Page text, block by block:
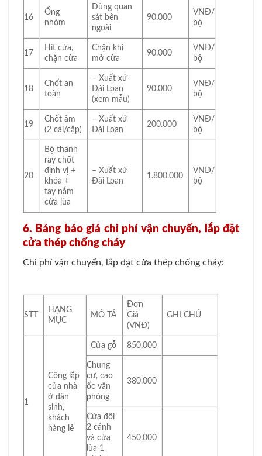
16
Ống
nhòm
Dùng quan
sát bên
ngoài
90.000
VNĐ/
bộ
17
Hít cửa,
chặn cửa
Chặn khi
mở cửa
90.000
VNĐ/
bộ
18
Chốt an
toàn
– Xuất xứ
Đài Loan
(xem mẫu)
90.000
VNĐ/
bộ
19
Chốt âm
(2 cái/cặp)
– Xuất xứ
Đài Loan
200.000
VNĐ/
bộ
20
Bộ thanh
ray chốt
định vị +
khóa +
tay nắm
cửa lùa
– Xuất xứ
Đài Loan
1.800.000
VNĐ/
bộ
6. Bảng báo giá chi phí vận chuyển, lắp đặt
cửa thép chống cháy
Chi phí vận chuyển, lắp đặt cửa thép chống cháy:
STT
HẠNG
MỤC
MÔ TẢ
Đơn
Giá
(VNĐ)
GHI CHÚ
1
Công lắp
cửa nhà
ở dân
sinh,
khách
hàng lẻ
Cửa gỗ 850.000
Chung
cư, cao
ốc văn
phòng
380.000
Cửa đôi
2 cánh
và cửa
lùa 1
450.000